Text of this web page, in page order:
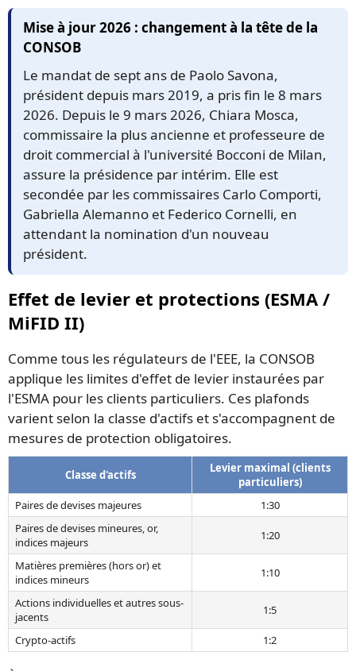
Mise à jour 2026 : changement à la tête de la
CONSOB
Le mandat de sept ans de Paolo Savona,
président depuis mars 2019, a pris fin le 8 mars
2026. Depuis le 9 mars 2026, Chiara Mosca,
commissaire la plus ancienne et professeure de
droit commercial à l'université Bocconi de Milan,
assure la présidence par intérim. Elle est
secondée par les commissaires Carlo Comporti,
Gabriella Alemanno et Federico Cornelli, en
attendant la nomination d'un nouveau
président.
Effet de levier et protections (ESMA /
MiFID II)
Comme tous les régulateurs de l'EEE, la CONSOB
applique les limites d'effet de levier instaurées par
l'ESMA pour les clients particuliers. Ces plafonds
varient selon la classe d'actifs et s'accompagnent de
mesures de protection obligatoires.
Classe d'actifs
Levier maximal (clients
particuliers)
Paires de devises majeures
1:30
Paires de devises mineures, or,
indices majeurs
1:20
Matières premières (hors or) et
indices mineurs
1:10
Actions individuelles et autres sous-
jacents
1:5
Crypto-actifs 1:2